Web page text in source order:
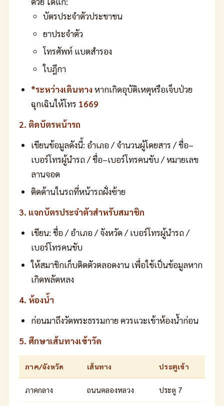
บัตรประจำตัวประชาชน
ยาประจำตัว
โทรศัพท์ แบตสำรอง
ใบฎีกา
*ระหว่างเดินทางหากเกิดอุบัติเหตุหรือเจ็บป่วย
ฉุกเฉินให้โทร 1669
2. ติดบัตรหน้ารถ
เขียนข้อมูลดังนี้: อำเภอ / จำนวนผู้โดยสาร / ชื่อ–
เบอร์โทรผู้นำรถ / ชื่อ–เบอร์โทรคนขับ / หมายเลข
ลานจอด
ติดด้านในรถที่หน้ารถฝั่งซ้าย
3. แจกบัตรประจำตัวสำหรับสมาชิก
เขียน: ชื่อ / อำเภอ / จังหวัด / เบอร์โทรผู้นำรถ /
เบอร์โทรคนขับ
ให้สมาชิกเก็บติดตัวตลอดงาน เพื่อใช้เป็นข้อมูลหาก
เกิดพลัดหลง
4. ห้องน้ำ
ก่อนมาถึงวัดพระธรรมกาย ควรแวะเข้าห้องน้ำก่อน
5. ศึกษาเส้นทางเข้าวัด
ภาค/จังหวัด เส้นทาง ประตูเข้า
ภาคกลาง ถนนคลองหลวง ประตู 7